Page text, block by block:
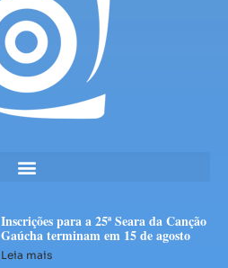
Inscrições para a 25ª Seara da Canção
Gaúcha terminam em 15 de agosto
Leia mais